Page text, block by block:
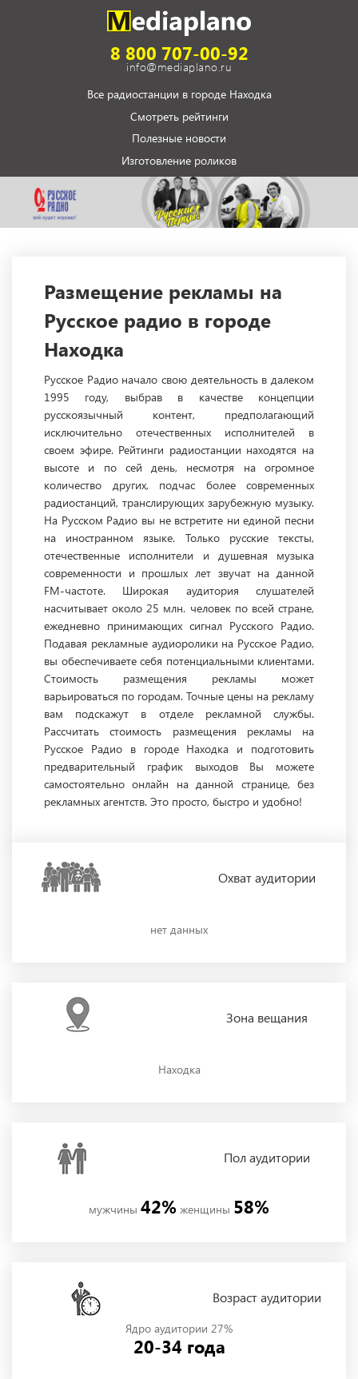
8 800 707-00-92
info@mediaplano.ru
Все радиостанции в городе Находка
Смотреть рейтинги
Полезные новости
Изготовление роликов
Размещение рекламы на
Русское радио в городе
Находка
Русское Радио начало свою деятельность в далеком
1995 году, выбрав в качестве концепции
русскоязычный контент, предполагающий
исключительно отечественных исполнителей в
своем эфире. Рейтинги радиостанции находятся на
высоте и по сей день, несмотря на огромное
количество других, подчас более современных
радиостанций, транслирующих зарубежную музыку.
На Русском Радио вы не встретите ни единой песни
на иностранном языке. Только русские тексты,
отечественные исполнители и душевная музыка
современности и прошлых лет звучат на данной
FM-частоте. Широкая аудитория слушателей
насчитывает около 25 млн. человек по всей стране,
ежедневно принимающих сигнал Русского Радио.
Подавая рекламные аудиоролики на Русское Радио,
вы обеспечиваете себя потенциальными клиентами.
Стоимость размещения рекламы может
варьироваться по городам. Точные цены на рекламу
вам подскажут в отделе рекламной службы.
Рассчитать стоимость размещения рекламы на
Русское Радио в городе Находка и подготовить
предварительный график выходов Вы можете
самостоятельно онлайн на данной странице, без
рекламных агентств. Это просто, быстро и удобно!
Охватаудитории
нет данных
Зона вещания
Находка
Полаудитории
мужчины 42% женщины 58%
Возраст аудитории
Ядро аудитории 27%
20-34 года